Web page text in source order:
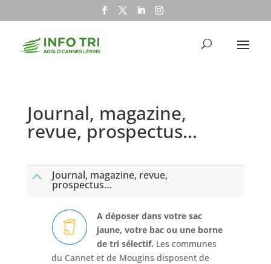
Journal, magazine,
revue, prospectus…
B Journal, magazine, revue,
prospectus…
A déposer dans votre sac
jaune, votre bac ou une borne
de tri sélectif. Les communes
du Cannet et de Mougins disposent de